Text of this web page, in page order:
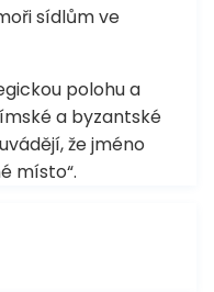
sídlům ve
polohu a
a byzantské
že jméno
místo“.